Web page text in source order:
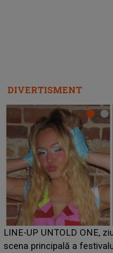
DIVERTISMENT
Ce a dezvăluit noua
luat prin surprindere pe